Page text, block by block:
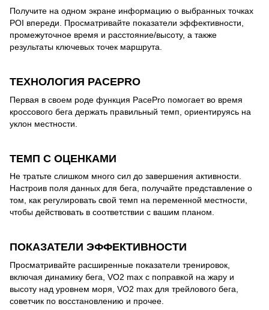
Получите на одном экране информацию о выбранных точках
POI впереди. Просматривайте показатели эффективности,
промежуточное время и расстояние/высоту, а также
результаты ключевых точек маршрута.
ТЕХНОЛОГИЯ PACEPRO
Первая в своем роде функция PacePro помогает во время
кроссового бега держать правильный темп, ориентируясь на
уклон местности.
ТЕМП С ОЦЕНКАМИ
Не тратьте слишком много сил до завершения активности.
Настроив поля данных для бега, получайте представление о
том, как регулировать свой темп на переменной местности,
чтобы действовать в соответствии с вашим планом.
ПОКАЗАТЕЛИ ЭФФЕКТИВНОСТИ
Просматривайте расширенные показатели тренировок,
включая динамику бега, VO2 max с поправкой на жару и
высоту над уровнем моря, VO2 max для трейлового бега,
советчик по восстановлению и прочее.